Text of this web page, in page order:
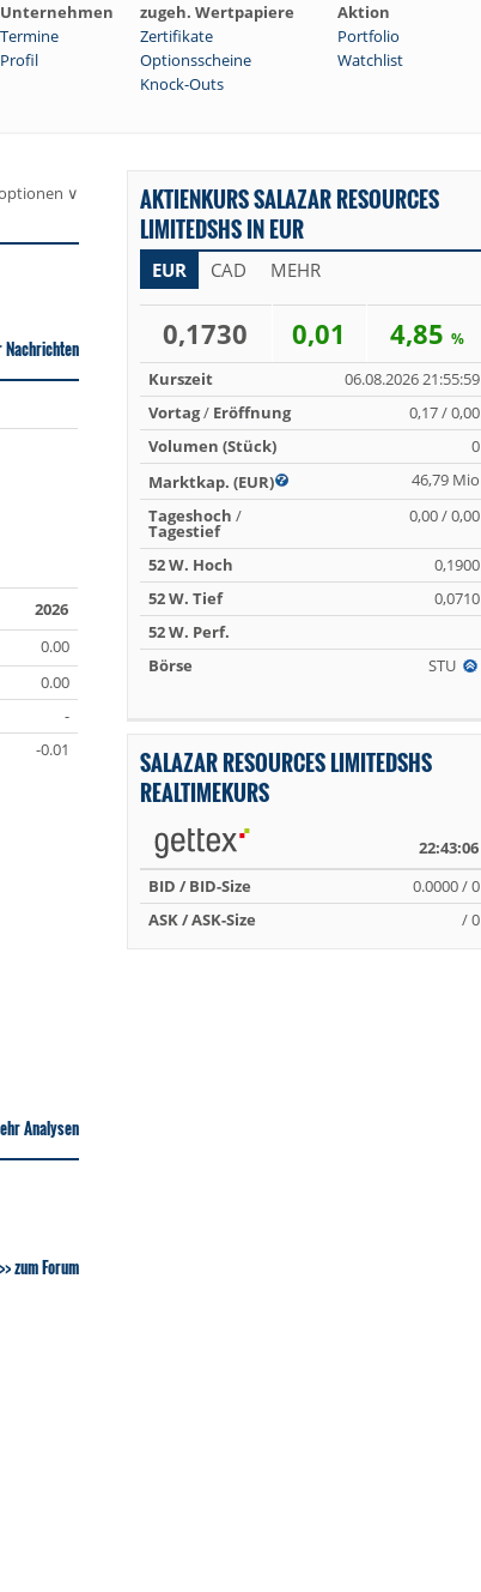
Unternehmen zugeh. Wertpapiere
Aktion
Termine Zertifikate
Portfolio
Profil Optionsscheine
Watchlist
Knock-Outs
∨
Nachrichten
2026
0.00
0.00
-
-0.01
Analysen
zum Forum
AKTIENKURS SALAZAR RESOURCES
LIMITEDSHS IN EUR
EUR CAD MEHR
0,1730 0,01 4,85 %
Kurszeit
06.08.2026 21:55:59
Vortag/ Eröffnung
0,17 / 0,00
Volumen (Stück)
0
Marktkap. (EUR)
46,79 Mio
Tageshoch /
Tagestief
0,00 / 0,00
52 W. Hoch
0,1900
52 W. Tief
0,0710
52 W. Perf.
Börse
STU
SALAZAR RESOURCES LIMITEDSHS
REALTIMEKURS
22:43:06
BID / BID-Size
0.0000 / 0
ASK / ASK-Size
/ 0